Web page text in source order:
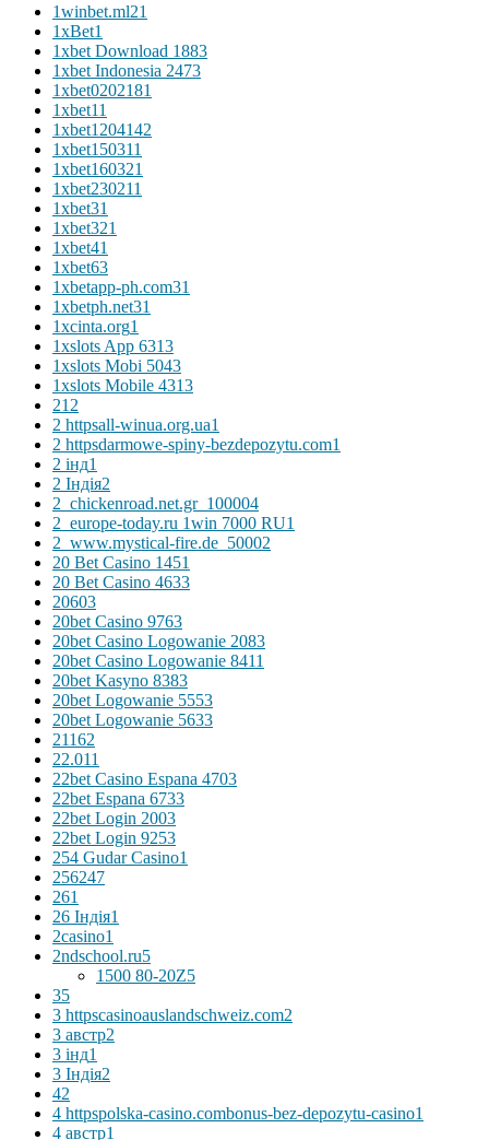
1winbet.ml21
1xBet1
1xbet Download 1883
1xbet Indonesia 2473
1xbet0202181
1xbet11
1xbet1204142
1xbet150311
1xbet160321
1xbet230211
1xbet31
1xbet321
1xbet41
1xbet63
1xbetapp-ph.com31
1xbetph.net31
1xcinta.org1
1xslots App 6313
1xslots Mobi 5043
1xslots Mobile 4313
212
2 httpsall-winua.org.ua1
2 httpsdarmowe-spiny-bezdepozytu.com1
2 інд1
2 Індія2
2_chickenroad.net.gr_100004
2_europe-today.ru 1win 7000 RU1
2_www.mystical-fire.de_50002
20 Bet Casino 1451
20 Bet Casino 4633
20603
20bet Casino 9763
20bet Casino Logowanie 2083
20bet Casino Logowanie 8411
20bet Kasyno 8383
20bet Logowanie 5553
20bet Logowanie 5633
21162
22.011
22bet Casino Espana 4703
22bet Espana 6733
22bet Login 2003
22bet Login 9253
254 Gudar Casino1
256247
261
26 Індія1
2casino1
2ndschool.ru5
1500 80-20Z5
35
3 httpscasinoauslandschweiz.com2
3 австр2
3 інд1
3 Індія2
42
4 httpspolska-casino.combonus-bez-depozytu-casino1
4 австр1